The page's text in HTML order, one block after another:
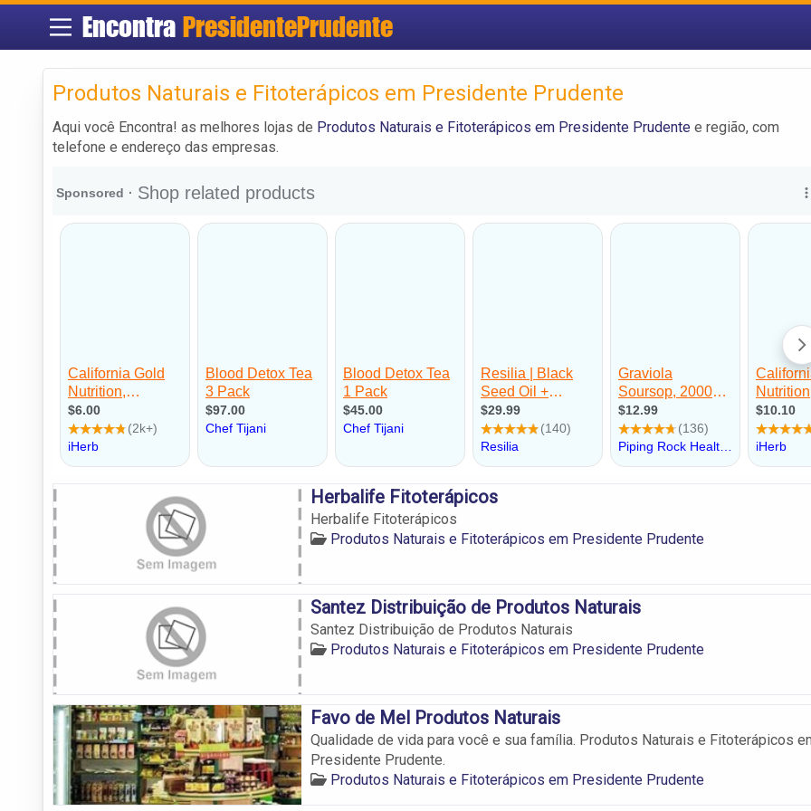
Encontra PresidentePrudente
Produtos Naturais e Fitoterápicos em Presidente Prudente
Aqui você Encontra! as melhores lojas de Produtos Naturais e Fitoterápicos em Presidente Prudente e região, com
telefone e endereço das empresas.
Herbalife Fitoterápicos
Herbalife Fitoterápicos
Produtos Naturais e Fitoterápicos em Presidente Prudente
Santez Distribuição de Produtos Naturais
Santez Distribuição de Produtos Naturais
Produtos Naturais e Fitoterápicos em Presidente Prudente
Favo de Mel Produtos Naturais
Qualidade de vida para você e sua família. Produtos Naturais e Fitoterápicos
Presidente Prudente.
Produtos Naturais e Fitoterápicos em Presidente Prudente